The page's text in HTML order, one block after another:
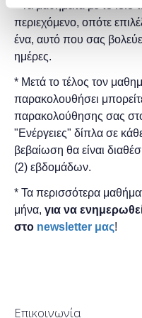
* Τα μαθήματα με το ίδιο
περιεχόμενο, οπότε
ένα, αυτό που σας
ημέρες.
* Μετά το τέλος τον
παρακολουθήσει
παρακολούθησης ​σας
"Ενέργειες" δίπλα σε
βεβαίωση θα είναι
(2) εβδομάδων.
* Τα περισσότερα
μήνα, για να
στο newsletter μας!
Επικοινωνία